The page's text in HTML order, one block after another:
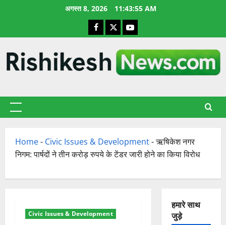
अगस्त 8, 2026 11:43:56 AM
Facebook
X YouTube
प्राथमिक
Home- Civic Issues & Development-ऋषिकेश नगर
निगम: पार्षदों ने तीन करोड़ रुपये के टेंडर जारी होने का किया विरोध
Civic Issues & Development
हमारे साथ
जुड़े